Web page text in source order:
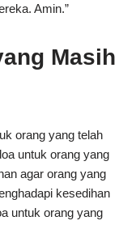
Amin.”
Masih
orang yang telah
untuk orang yang
agar orang yang
kesedihan
untuk orang yang